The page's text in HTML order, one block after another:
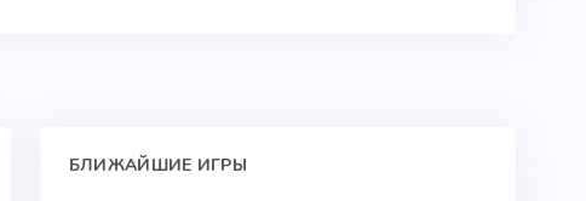
БЛИЖАЙШИЕ ИГРЫ